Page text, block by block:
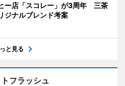
ー店「スコレー」が3周年 三茶
ジナルブレンド考案
と見る
フラッシュ